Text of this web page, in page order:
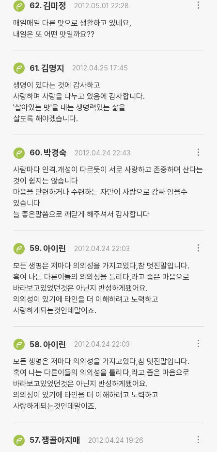
62.김미정 2012.05.01 22:28
매일매일 다른 맛으로 생활하고 있네요,
내일은 또 어떤 맛일까요??
61.김명지 2012.04.25 17:45
생명이 있다는 것에 감사하고
사랑하며 사랑을 나누고 있음에 감사합니다.
'살아있는 맛'을 내는 생명력있는 삶을
살도록 해야겠습니다.
60. 박경숙 2012.04.24 22:43
사람마다 인격.개성이 다르듯이 서로 사랑하고 존중하며 산다는
것이 쉽지는 않습니다
마음을 단련하거나 수련하는 자만이 사랑으로 감싸 안을수
있습니다
늘 좋은말씀으로 깨닫게 해주셔서 감사합니다
59. 아이린 2012.04.24 22:03
모든 생명은 저마다 의외성을 가지고있다,참 멋진말입니다.
혹여 나는 다른이들의 의외성을 틀리다,라고 좁은 마음으로
바라보고있었던것은 아닌지 반성하게됐어요.
의외성이 있기에 타인을 더 이해하려고 노력하고
사랑하게되는것인데말이죠.
58. 아이린 2012.04.24 22:03
모든 생명은 저마다 의외성을 가지고있다,참 멋진말입니다.
혹여 나는 다른이들의 의외성을 틀리다,라고 좁은 마음으로
바라보고있었던것은 아닌지 반성하게됐어요.
의외성이 있기에 타인을 더 이해하려고 노력하고
사랑하게되는것인데말이죠.
57.쟁골아지매 2012.04.24 19:26